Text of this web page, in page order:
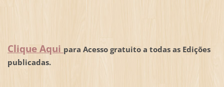
Clique Aqui para Acesso gratuito a todas as Edições
publicadas.